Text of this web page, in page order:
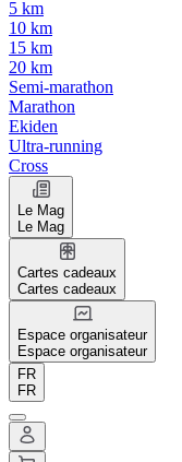
5 km
10 km
15 km
20 km
Semi-marathon
Marathon
Ekiden
Ultra-running
Cross
Le Mag
Le Mag
Cartes cadeaux
Cartes cadeaux
Espace organisateur
Espace organisateur
FR
FR